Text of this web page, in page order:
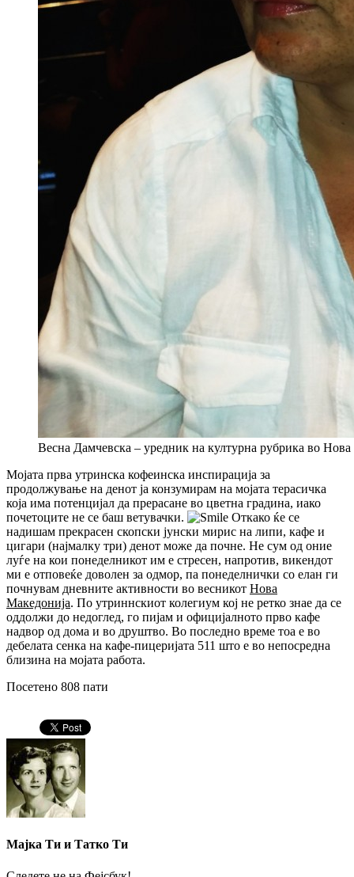
Весна Дамчевска – уредник на културна рубрика во
Мојата прва утринска кофеинска инспирација за
продолжување на денот ја конзумирам на мојата терасичка
која има потенцијал да прерасане во цветна градина, иако
почетоците не се баш ветувачки.
Откако ќе се
надишам прекрасен скопски јунски мирис на липи, кафе и
цигари (најмалку три) денот може да почне. Не сум од оние
луѓе на кои понеделникот им е стресен, напротив, викендот
ми е отповеќе доволен за одмор, па понеделнички со елан ги
почнувам дневните активности во весникот Нова
Македонија. По утриннскиот колегиум кој не ретко знае да се
оддолжи до недоглед, го пијам и официјалното прво кафе
надвор од дома и во друштво. Во последно време тоа е во
дебелата сенка на кафе-пицеријата 511 што е во непосредна
близина на мојата работа.
Посетено 808 пати
Мајка Ти и Татко Ти